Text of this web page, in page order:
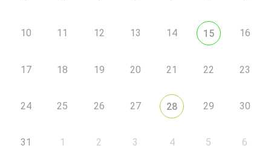
10 11 12 13 14 15 16
17 18 19 20 21 22 23
24 25 26 27 28 29 30
31 1 2 3 4 5 6